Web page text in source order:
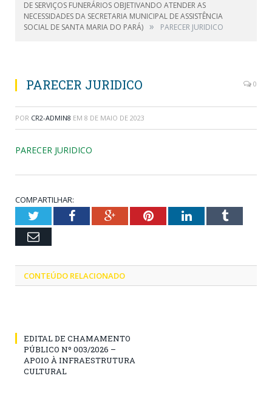
DE SERVIÇOS FUNERÁRIOS OBJETIVANDO ATENDER AS
NECESSIDADES DA SECRETARIA MUNICIPAL DE ASSISTÊNCIA
SOCIAL DE SANTA MARIA DO PARÁ) » PARECER JURIDICO
PARECER JURIDICO 0
POR CR2-ADMIN8 EM 8 DE MAIO DE 2023
PARECER JURIDICO
COMPARTILHAR:
TwitterFacebookGoogle+PinterestLinkedInTumblr
Email
CONTEÚDO RELACIONADO
EDITAL DE CHAMAMENTO
PÚBLICO Nº 003/2026 –
APOIO À INFRAESTRUTURA
CULTURAL